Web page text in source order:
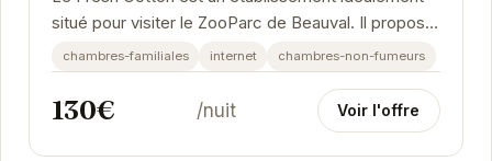
situé pour visiter le ZooParc de Beauval. Il propose
des chambres familiales et non-fumeurs, ainsi...
chambres-familiales internet chambres-non-fumeurs
130€ /nuit Voir l'offre